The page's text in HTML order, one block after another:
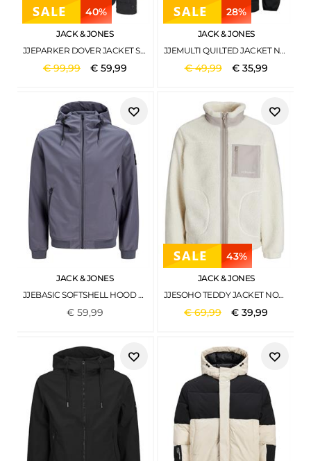
40%
JACK & JONES
JJEPARKER DOVER JACKET SN BLACK
€99,99 € 59,99
28%
JACK & JONES
JJEMULTI QUILTED JACKET NOOS BLACK3
€49,99 € 35,99
JACK & JONES
JJEBASIC SOFTSHELL HOOD NOOS TURBULENCE
€ 59,99
43%
JACK & JONES
JJESOHO TEDDY JACKET NOOS ATMOSPHERE
€69,99 €39,99